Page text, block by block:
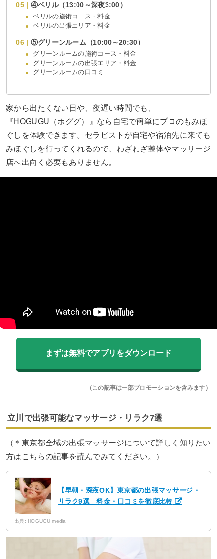
④ベリル（13:00～深夜3:00）
ベリルの施術コース・料金
ベリルの出張エリア・料金
⑤グリーンルーム（10:00～20:30）
グリーンルームの施術コース・料金
グリーンルームの出張エリア・料金
グリーンルームの口コミ
家から出たくない日や、夜遅い時間でも、
『HOGUGU（ホググ）』なら自宅で簡単にプロのもみほ
ぐしを体験できます。セラピストが自宅や宿泊先に来ても
みほぐしを行ってくれるので、わざわざ整体やマッサージ
店へ出向く必要もありません。
まずは無料でアプリをダウンロード
（この記事は一部プロモーションを含みます）
立川で出張可能なマッサージ・リラク7選
（＊東京都全域の出張マッサージについて詳しく知りたい
方はこちらの記事を読んでみてください。）
【早朝・深夜OK】東京都の出張マッサージ・
リラク9選｜料金・口コミを徹底比較
出典: HOGUGU media